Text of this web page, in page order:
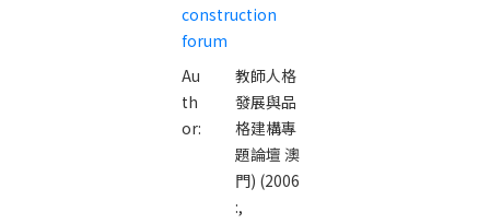
construction
forum
Au
th
or:
教師人格
發展與品
格建構專
題論壇 澳
門) (2006
:,